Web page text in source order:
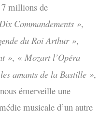
millions de
Commandements »,
du Roi Arthur »,
», « Mozart l’Opéra
amants de la Bastille »,
émerveille une
musicale d’un autre